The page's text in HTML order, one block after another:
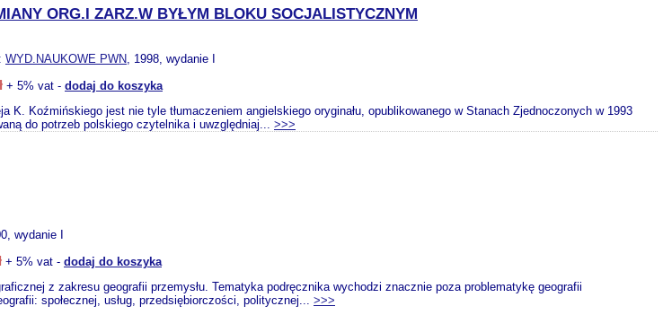
ORG.I ZARZ.W BYŁYM BLOKU SOCJALISTYCZNYM
WYD.NAUKOWE PWN, 1998, wydanie I
+ 5% vat - dodaj do koszyka
K. Koźmińskiego jest nie tyle tłumaczeniem angielskiego oryginału, opublikowanego w Stanach Zjednoczonych w 1993
do potrzeb polskiego czytelnika i uwzględniaj... >>>
wydanie I
+ 5% vat - dodaj do koszyka
z zakresu geografii przemysłu. Tematyka podręcznika wychodzi znacznie poza problematykę geografii
społecznej, usług, przedsiębiorczości, politycznej... >>>